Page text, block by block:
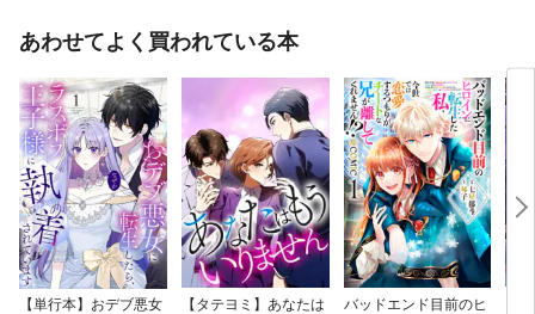
あわせてよく買われている本
【単行本】おデブ悪女
【タテヨミ】あなたは
バッドエンド目前のヒ